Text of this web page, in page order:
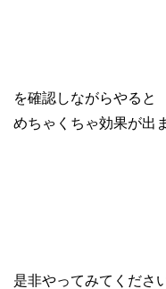
を確認しながらやると
めちゃくちゃ効果が出
是非やってみてくださ